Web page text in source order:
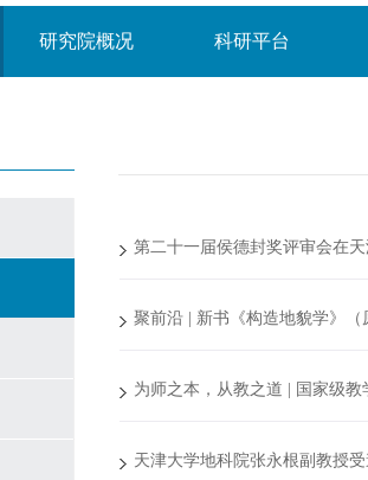
研究院概况 科研平台
第二十一届侯德封奖评审会在
聚前沿 | 新书《构造地貌学》
为师之本，从教之道 | 国家级
天津大学地科院张永根副教授受